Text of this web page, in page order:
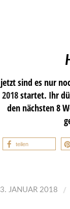
jetzt sind es nur
2018startet. Ihr
den nächsten 8
teilen
3. JANUAR 2018 /